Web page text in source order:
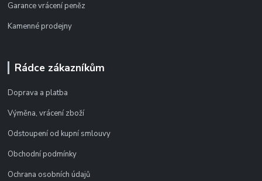
Garance vrácení peněz
Kamenné prodejny
Rádce zákazníkům
Doprava a platba
Výměna, vrácení zboží
Odstoupení od kupní smlouvy
Obchodní podmínky
Ochrana osobních údajů